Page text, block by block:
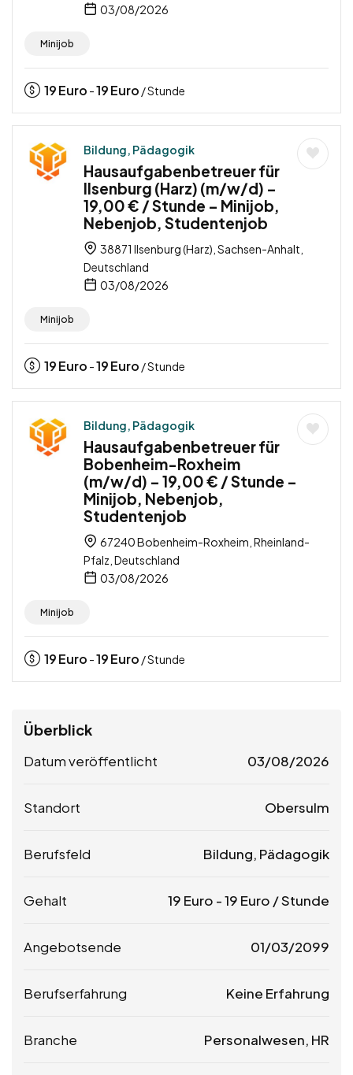
03/08/2026
Minijob
19Euro -19Euro / Stunde
Bildung, Pädagogik
Hausaufgabenbetreuer für
Ilsenburg (Harz) (m/w/d) –
19,00 € / Stunde – Minijob,
Nebenjob, Studentenjob
38871 Ilsenburg (Harz), Sachsen-Anhalt,
Deutschland
03/08/2026
Minijob
19Euro -19Euro / Stunde
Bildung, Pädagogik
Hausaufgabenbetreuer für
Bobenheim-Roxheim
(m/w/d) – 19,00 € / Stunde –
Minijob, Nebenjob,
Studentenjob
67240 Bobenheim-Roxheim, Rheinland-
Pfalz, Deutschland
03/08/2026
Minijob
19Euro -19Euro / Stunde
Überblick
Datum veröffentlicht 03/08/2026
Standort Obersulm
Berufsfeld Bildung, Pädagogik
Gehalt 19 Euro -19 Euro / Stunde
Angebotsende 01/03/2099
Berufserfahrung Keine Erfahrung
Branche Personalwesen, HR